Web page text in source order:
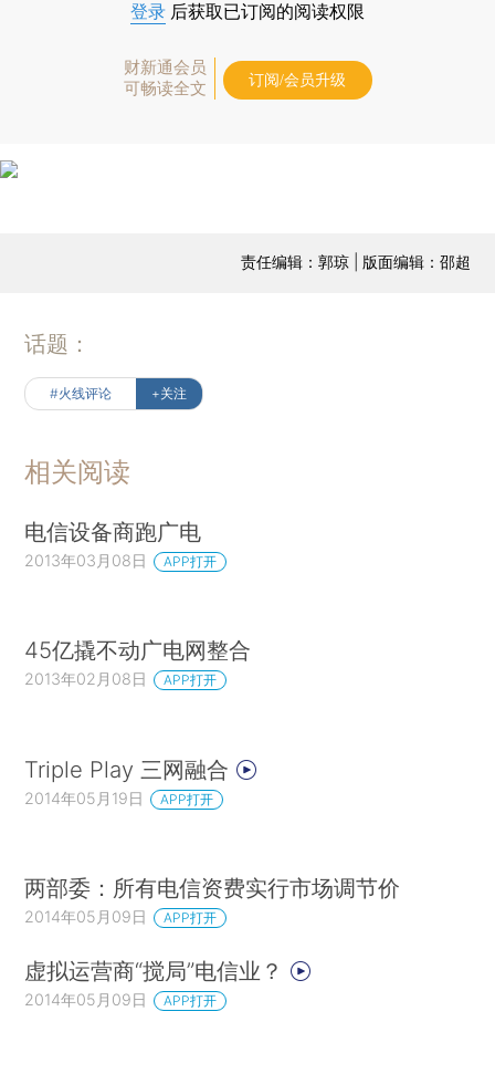
登录 后获取已订阅的阅读权限
财新通会员
可畅读全文
订阅/会员升级
责任编辑：郭琼 | 版面编辑：邵超
话题：
#火线评论 +关注
相关阅读
电信设备商跑广电
2013年03月08日 APP打开
45亿撬不动广电网整合
2013年02月08日 APP打开
Triple Play 三网融合
2014年05月19日 APP打开
两部委：所有电信资费实行市场调节价
2014年05月09日 APP打开
虚拟运营商“搅局”电信业？
2014年05月09日 APP打开